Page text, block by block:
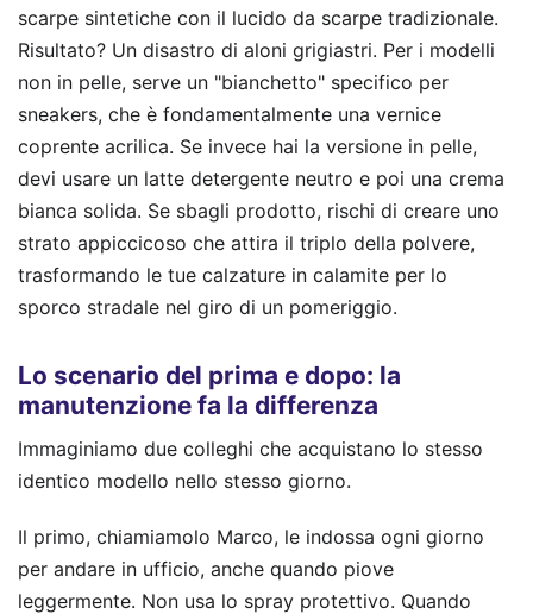
scarpe sintetiche con il lucido da scarpe tradizionale.
Risultato? Un disastro di aloni grigiastri. Per i modelli
non in pelle, serve un "bianchetto" specifico per
sneakers, che è fondamentalmente una vernice
coprente acrilica. Se invece hai la versione in pelle,
devi usare un latte detergente neutro e poi una crema
bianca solida. Se sbagli prodotto, rischi di creare uno
strato appiccicoso che attira il triplo della polvere,
trasformando le tue calzature in calamite per lo
sporco stradale nel giro di un pomeriggio.
Lo scenario del prima e dopo: la
manutenzione fa la differenza
Immaginiamo due colleghi che acquistano lo stesso
identico modello nello stesso giorno.
Il primo, chiamiamolo Marco, le indossa ogni giorno
per andare in ufficio, anche quando piove
leggermente. Non usa lo spray protettivo. Quando